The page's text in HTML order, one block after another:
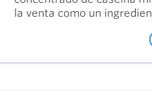
la venta como un